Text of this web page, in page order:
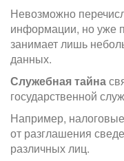
Невозможно
информации, но уже
занимает лишь
данных.
Служебная тайна
государственной
Например,
от разглашения
различных лиц.